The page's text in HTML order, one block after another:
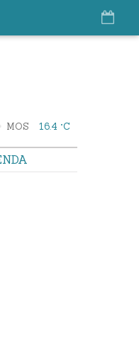
MOS 16.4 °C